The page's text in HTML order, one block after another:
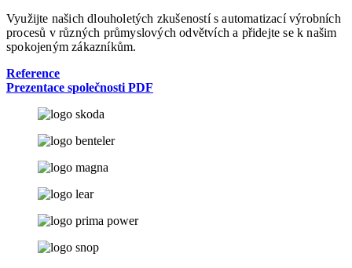
Využijte našich dlouholetých zkušeností s automatizací výrobních
procesů v různých průmyslových odvětvích a přidejte se k našim
spokojeným zákazníkům.
Reference
Prezentace společnosti PDF